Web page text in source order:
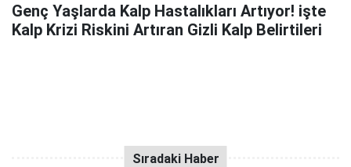
Genç Yaşlarda Kalp Hastalıkları Artıyor! işte
Kalp Krizi Riskini Artıran Gizli Kalp Belirtileri